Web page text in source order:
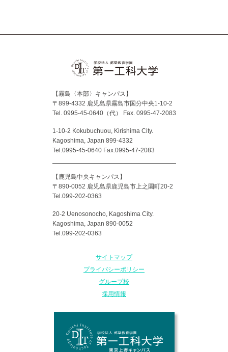
【霧島〈本部〉キャンパス】
〒899-4332 鹿児島県霧島市国分中央1-10-2
Tel. 0995-45-0640（代）
Fax. 0995-47-2083
1-10-2 Kokubuchuou, Kirishima City.
Kagoshima, Japan 899-4332
Tel.0995-45-0640 Fax.0995-47-2083
【鹿児島中央キャンパス】
〒890-0052 鹿児島県鹿児島市上之園町20-2
Tel.099-202-0363
20-2 Uenosonocho, Kagoshima City.
Kagoshima, Japan 890-0052
Tel.099-202-0363
サイトマップ
プライバシーポリシー
グループ校
採用情報